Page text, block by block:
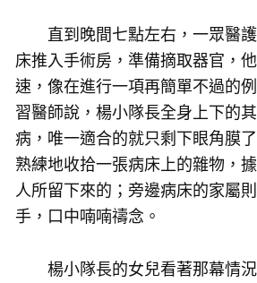
直到晚間七點左右，一眾醫護
床推入手術房，準備摘取器官，
速，像在進行一項再簡單不過的
習醫師說，楊小隊長全身上下的
病，唯一適合的就只剩下眼角膜
熟練地收拾一張病床上的雜物，
人所留下來的；旁邊病床的家屬
手，口中喃喃禱念。
楊小隊長的女兒看著那幕情況